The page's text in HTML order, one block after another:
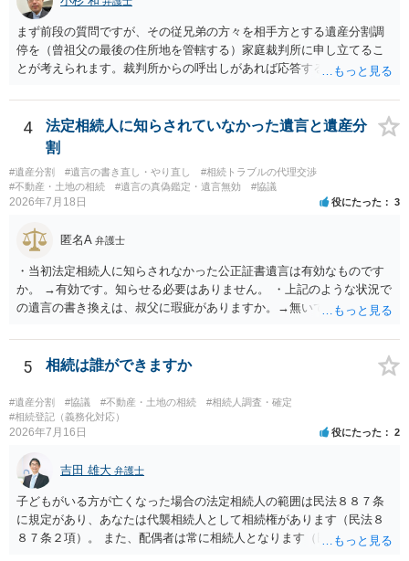
まず前段の質問ですが、その従兄弟の方々を相手方とする遺産分割調
停を（曾祖父の最後の住所地を管轄する）家庭裁判所に申し立てるこ
とが考えられます。裁判所からの呼出しがあれば応答する可能性がま
能と思われます。時間が思った以上にないので必要書類をてきぱきと
揃える必要があります。その点是非御注意ください。
4
法定相続人に知らされていなかった遺言と遺産分
割
#遺産分割 #遺言の書き直し・やり直し
#相続トラブルの代理交渉
#不動産・土地の相続
#遺言の真偽鑑定・遺言無効 #協議
2026年7月18日 役にたった 3
匿名A 弁護士
・当初法定相続人に知らされなかった公正証書遺言は有効なものです
か。 →有効です。知らせる必要はありません。 ・上記のような状況で
の遺言の書き換えは、叔父に瑕疵がありますか。→無いです。 ・分割
ますか。 →本人が自由に決められますので、どこが妥当とは言えない
です。客観的な基準もありません。 ・できれば穏やかに、分割を拒否
ないということでしょうか。遺言で、受取を指定されててもいらない
と拒否することはできます。理由を説明する必要はありません。
5 相続は誰ができますか
#遺産分割 #協議 #不動産・土地の相続
#相続人調査・確定
#相続登記（義務化対応）
2026年7月16日 役にたった 2
吉田 雄大 弁護士
子どもがいる方が亡くなった場合の法定相続人の範囲は民法８８７条
に規定があり、あなたは代襲相続人として相続権があります（民法８
８７条２項）。 また、配偶者は常に相続人となります（民法８９０